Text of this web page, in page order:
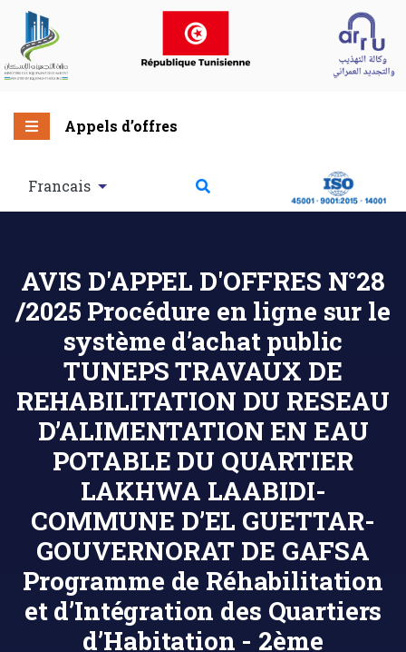
Appels d’offres
Francais
AVIS D'APPEL D'OFFRES N°28
/2025 Procédure en ligne sur le
système d’achat public
TUNEPS TRAVAUX DE
REHABILITATION DU RESEAU
D’ALIMENTATION EN EAU
POTABLE DU QUARTIER
LAKHWA LAABIDI-
COMMUNE D’EL GUETTAR-
GOUVERNORAT DE GAFSA
Programme de Réhabilitation
et d’Intégration des Quartiers
d’Habitation - 2ème